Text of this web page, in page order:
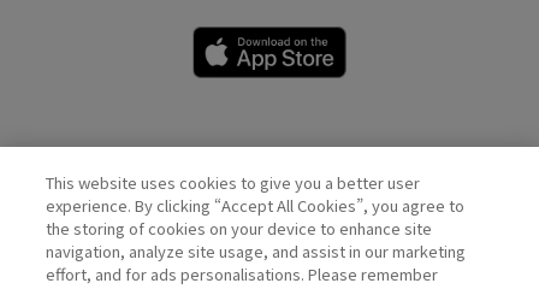
Wella Official Account
This website uses cookies to give you a better user
experience. By clicking “Accept All Cookies”, you agree to
the storing of cookies on your device to enhance site
navigation, analyze site usage, and assist in our marketing
effort, and for ads personalisations. Please remember